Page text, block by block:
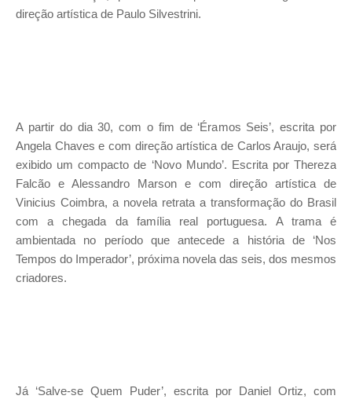
direção artística de Paulo Silvestrini.
A partir do dia 30, com o fim de ‘Éramos Seis’, escrita por
Angela Chaves e com direção artística de Carlos Araujo, será
exibido um compacto de ‘Novo Mundo’. Escrita por Thereza
Falcão e Alessandro Marson e com direção artística de
Vinicius Coimbra, a novela retrata a transformação do Brasil
com a chegada da família real portuguesa. A trama é
ambientada no período que antecede a história de ‘Nos
Tempos do Imperador’, próxima novela das seis, dos mesmos
criadores.
Já ‘Salve-se Quem Puder’, escrita por Daniel Ortiz, com